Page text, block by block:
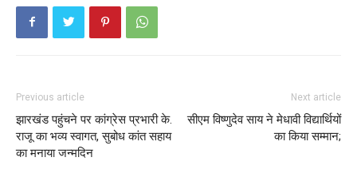
Previous article
झारखंड पहुंचने पर कांग्रेस प्रभारी के.
राजू का भव्य स्वागत, सुबोध कांत सहाय
का मनाया जन्मदिन
Next article
सीएम विष्णुदेव साय ने मेधावी विद्यार्थियों
का किया सम्मान;